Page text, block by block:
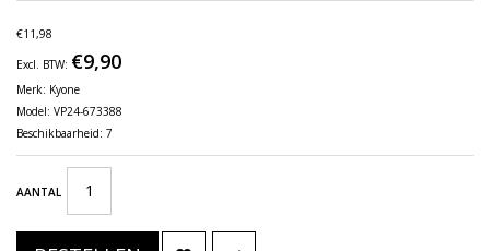
€11,98
Excl. BTW: €9,90
Merk: Kyone
Model: VP24-673388
Beschikbaarheid: 7
AANTAL